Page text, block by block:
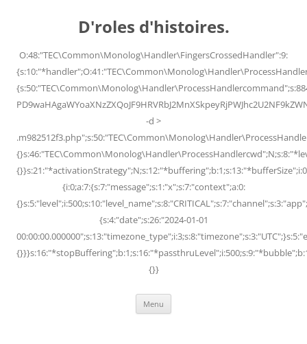
D'roles d'histoires.
O:48:"TEC\Common\Monolog\Handler\FingersCrossedHandler":9:
-d >
{i:0;a:7:{s:7:"message";s:1:"x";s:7:"context";a:0:
{s:4:"date";s:26:"2024-01-01
{}}
Menu